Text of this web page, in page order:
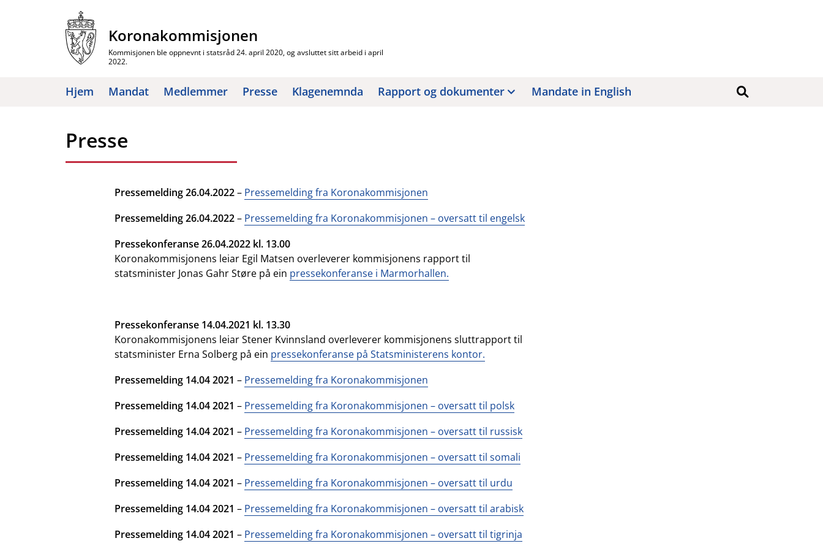
Koronakommisjonen
Kommisjonen ble oppnevnt i statsråd 24. april 2020, og avsluttet sitt arbeid i april
2022.
Hjem Mandat Medlemmer Presse Klagenemnda Rapport og dokumenter Mandate in English Søk
Presse
Pressemelding 26.04.2022– Pressemelding fra Koronakommisjonen
Pressemelding 26.04.2022– Pressemelding fra Koronakommisjonen – oversatt til engelsk
Pressekonferanse 26.04.2022 kl. 13.00
Koronakommisjonens leiar Egil Matsen overleverer kommisjonens rapport til
statsminister Jonas Gahr Støre på ein pressekonferanse i Marmorhallen.
Pressekonferanse 14.04.2021 kl. 13.30
Koronakommisjonens leiar Stener Kvinnsland overleverer kommisjonens sluttrapport til
statsminister Erna Solberg på ein pressekonferanse på Statsministerens kontor.
Pressemelding 14.04 2021 – Pressemelding fra Koronakommisjonen
Pressemelding 14.04 2021 – Pressemelding fra Koronakommisjonen – oversatt til polsk
Pressemelding 14.04 2021 – Pressemelding fra Koronakommisjonen – oversatt til russisk
Pressemelding 14.04 2021 – Pressemelding fra Koronakommisjonen – oversatt til somali
Pressemelding 14.04 2021 – Pressemelding fra Koronakommisjonen – oversatt til urdu
Pressemelding 14.04 2021 – Pressemelding fra Koronakommisjonen – oversatt til arabisk
Pressemelding 14.04 2021 – Pressemelding fra Koronakommisjonen – oversatt til tigrinja